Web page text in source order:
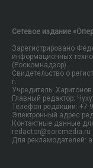
Сетевое издание
Зарегистрировано
информационных
(Роскомнадзор).
Свидетельство о
г.
Учредитель:
Главный редактор:
Телефон редакции: +7-
Электронный адрес
Контактные данные
redactor@sorcmedia.ru
Для рекламодателей: